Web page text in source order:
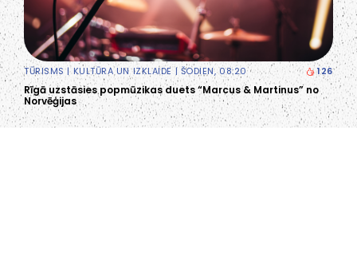
TŪRISMS| KULTŪRA UN IZKLAIDE | ŠODIEN, 08:20 126
Rīgā uzstāsies popmūzikas duets “Marcus & Martinus” no
Norvēģijas